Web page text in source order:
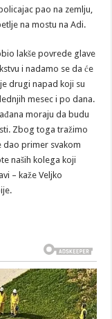
pao na zemlju,
na mostu na Adi.
lakše povrede glave
i nadamo se da će
drugi napad koji su
mesec i po dana.
moraju da budu
Zbog toga tražimo
dao primer svakom
naših kolega koji
– kaže Veljko